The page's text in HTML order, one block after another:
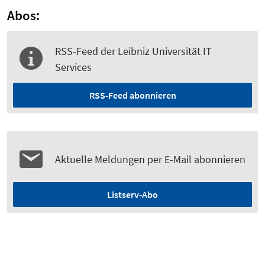
Abos:
RSS-Feed der Leibniz Universität IT
Services
RSS-Feed abonnieren
Aktuelle Meldungen per E-Mail abonnieren
Listserv-Abo